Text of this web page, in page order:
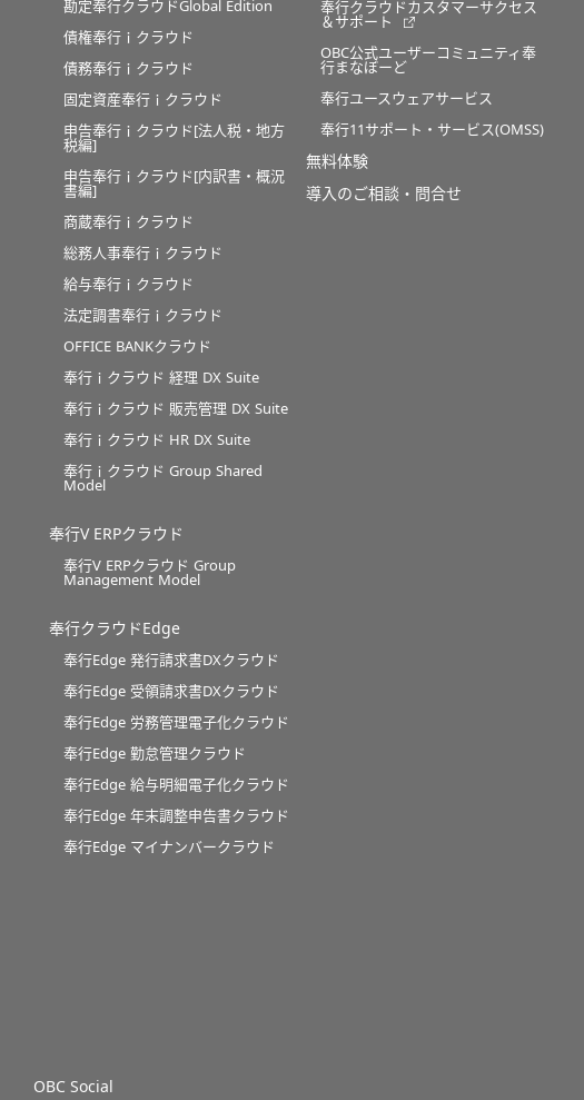
勘定奉行クラウドGlobal Edition
債権奉行ｉクラウド
債務奉行ｉクラウド
固定資産奉行ｉクラウド
申告奉行ｉクラウド[法人税・地方
税編]
申告奉行ｉクラウド[内訳書・概況
書編]
商蔵奉行ｉクラウド
総務人事奉行ｉクラウド
給与奉行ｉクラウド
法定調書奉行ｉクラウド
OFFICE BANKクラウド
奉行ｉクラウド 経理 DX Suite
奉行ｉクラウド 販売管理 DX Suite
奉行ｉクラウド HR DX Suite
奉行ｉクラウド Group Shared
Model
奉行V ERPクラウド
奉行V ERPクラウド Group
Management Model
奉行クラウドEdge
奉行Edge 発行請求書DXクラウド
奉行Edge 受領請求書DXクラウド
奉行Edge 労務管理電子化クラウド
奉行Edge 勤怠管理クラウド
奉行Edge 給与明細電子化クラウド
奉行Edge 年末調整申告書クラウド
奉行Edge マイナンバークラウド
奉行クラウドカスタマーサクセス
＆サポート
OBC公式ユーザーコミュニティ奉
行まなぼーど
奉行ユースウェアサービス
奉行11サポート・サービス(OMSS)
無料体験
導入のご相談・問合せ
OBC Social